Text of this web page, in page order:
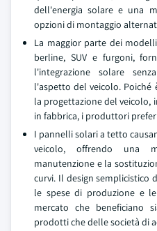
dell'energia solare e una
opzioni di montaggio
La maggior parte dei
berline, SUV e furgoni,
l'integrazione solare
l'aspetto del veicolo. Poiché
la progettazione del veicolo,
in fabbrica, i produttori
I pannelli solari a tetto
veicolo, offrendo una
manutenzione e la
curvi. Il design
le spese di produzione e
mercato che beneficiano
prodotti che delle società di